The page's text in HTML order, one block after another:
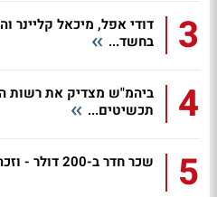
3
דודי אפל, מיכאל קליינר
בחשד...
4
ביהמ"ש מצדיק את רשות
תכשיטים...
5 שכר חדר ב-200 דולר - וזכה במחצית מדירת המנוחה